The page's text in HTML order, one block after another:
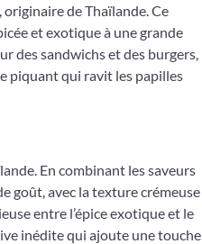
de Thaïlande. Ce
et exotique à une grande
des sandwichs et des burgers,
piquant qui ravit les papilles
En combinant les saveurs
goût, avec la texture crémeuse
entre l’épice exotique et le
inédite qui ajoute une touche